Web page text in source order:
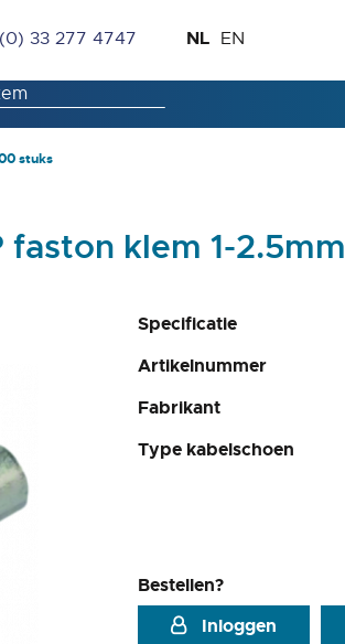
(0) 33 277 4747
de
inhoud
Taal
NL EN
stuks
klem 1-
Specificatie
Artikelnummer
Fabrikant
Type kabelschoen
Bestellen?
Inloggen